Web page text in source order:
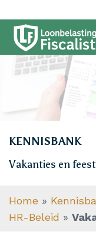
KENNISBANK
Vakanties en
Home »
HR-Beleid »